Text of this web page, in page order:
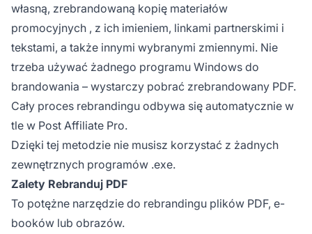
własną, zrebrandowaną kopię materiałów
promocyjnych , z ich imieniem, linkami partnerskimi i
tekstami, a także innymi wybranymi zmiennymi. Nie
trzeba używać żadnego programu Windows do
brandowania – wystarczy pobrać zrebrandowany PDF.
Cały proces rebrandingu odbywa się automatycznie w
tle w Post Affiliate Pro.
Dzięki tej metodzie nie musisz korzystać z żadnych
zewnętrznych programów .exe.
Zalety Rebranduj PDF
To potężne narzędzie do rebrandingu plików PDF, e-
booków lub obrazów.